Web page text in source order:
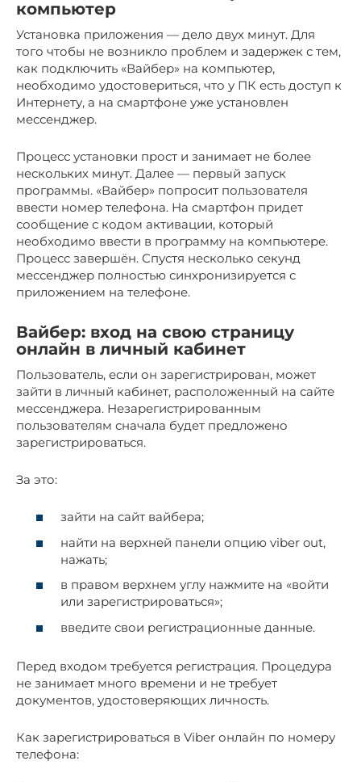
компьютер
Установка приложения — дело двух минут. Для
того чтобы не возникло проблем и задержек с тем,
как подключить «Вайбер» на компьютер,
необходимо удостовериться, что у ПК есть доступ к
Интернету, а на смартфоне уже установлен
мессенджер.
Процесс установки прост и занимает не более
нескольких минут. Далее — первый запуск
программы. «Вайбер» попросит пользователя
ввести номер телефона. На смартфон придет
сообщение с кодом активации, который
необходимо ввести в программу на компьютере.
Процесс завершён. Спустя несколько секунд
мессенджер полностью синхронизируется с
приложением на телефоне.
Вайбер: вход на свою страницу
онлайн в личный кабинет
Пользователь, если он зарегистрирован, может
зайти в личный кабинет, расположенный на сайте
мессенджера. Незарегистрированным
пользователям сначала будет предложено
зарегистрироваться.
За это:
зайти на сайт вайбера;
найти на верхней панели опцию viber out,
нажать;
в правом верхнем углу нажмите на «войти
или зарегистрироваться»;
введите свои регистрационные данные.
Перед входом требуется регистрация. Процедура
не занимает много времени и не требует
документов, удостоверяющих личность.
Как зарегистрироваться в Viber онлайн по номеру
телефона: